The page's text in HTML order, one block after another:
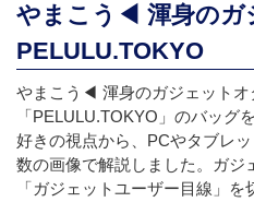
やまこう◀︎ 渾身のガ
PELULU.TOKYO
やまこう◀︎ 渾身のガジェットオ
「PELULU.TOKYO」のバッグ
好きの視点から、PCやタブレ
数の画像で解説しました。ガジ
「ガジェットユーザー目線」